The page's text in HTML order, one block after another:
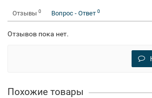
Отзывы 0 Вопрос - Ответ 0
Отзывов пока нет.
Похожие товары